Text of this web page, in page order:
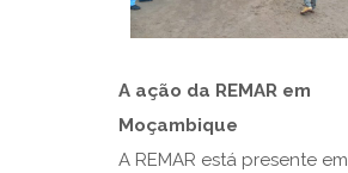
A ação da REMAR em
Moçambique
A REMAR está presente em